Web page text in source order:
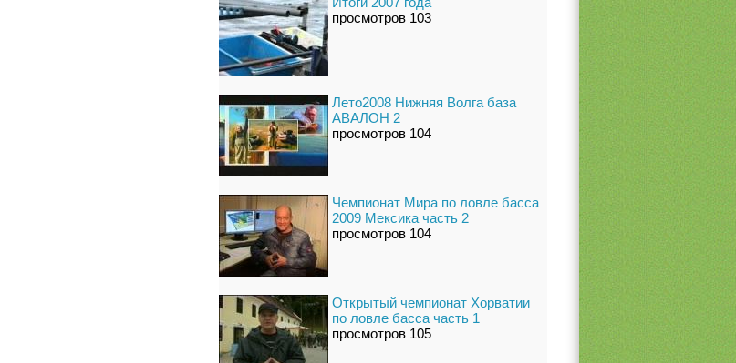
просмотров 103
Лето2008 Нижняя Волга база
АВАЛОН 2
просмотров 104
Чемпионат Мира по ловле басса
2009 Мексика часть 2
просмотров 104
Открытый чемпионат Хорватии
по ловле басса часть 1
просмотров 105